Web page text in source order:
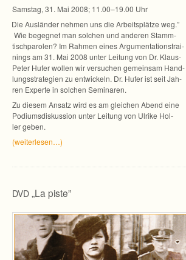
Sams­tag, 31. Mai 2008; 11.00–19.00 Uhr
Die Aus­län­der neh­men uns die Arbeits­plätze weg.”
Wie begeg­net man sol­chen und ande­ren Stamm­
tisch­pa­ro­len? Im Rah­men eines Argu­men­ta­ti­ons­trai­
nings am 31. Mai 2008 unter Lei­tung von Dr. Klaus-
Peter Hufer wol­len wir ver­su­chen gemein­sam Hand­
lungs­stra­te­gien zu ent­wi­ckeln. Dr. Hufer ist seit Jah­
ren Experte in sol­chen Seminaren.
Zu die­sem Ansatz wird es am glei­chen Abend eine
Podi­ums­dis­kus­sion unter Lei­tung von Ulrike Hol­
ler geben.
(wei­ter­le­sen…)
DVD „La piste”